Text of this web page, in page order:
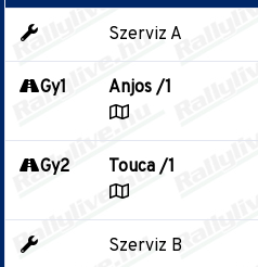
Szerviz A
Gy1 Anjos /1
Gy2 Touca /1
Szerviz B